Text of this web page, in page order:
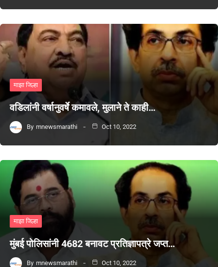
माझा जिल्हा
वडिलांनी वर्षानुवर्षे कमावले, मुलाने ते काही…
By mnewsmarathi Oct 10, 2022
माझा जिल्हा
मुंबई पोलिसांनी 4682 बनावट प्रतिज्ञापत्रे जप्त…
By mnewsmarathi Oct 10, 2022